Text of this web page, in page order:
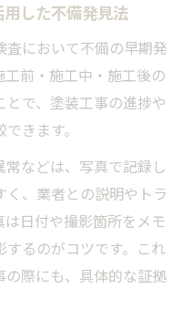
した不備発見法
において不備の早期発
前・施工中・施工後の
で、塗装工事の進捗や
きます。
などは、写真で記録し
、業者との説明やトラ
日付や撮影箇所をメモ
するのがコツです。これ
の際にも、具体的な証拠